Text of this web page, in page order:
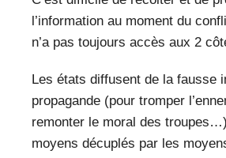
l’information au moment du
n’a pas toujours accès aux 2
Les états diffusent de la fausse
propagande (pour tromper
remonter le moral des
moyens décuplés par les